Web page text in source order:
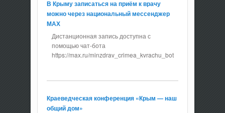
В Крыму записаться на приём к врачу
можно через национальный мессенджер
МАХ
Дистанционная запись доступна с
помощью чат-бота
https://max.ru/minzdrav_crimea_kvrachu_bot
Краеведческая конференция «Крым — наш
общий дом»